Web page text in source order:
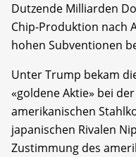
Dutzende Milliarden
Chip-Produktion nach
hohen Subventionen
Unter Trump bekam
«goldene Aktie» bei
amerikanischen
japanischen Rivalen
Zustimmung des